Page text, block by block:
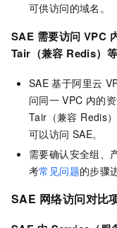
可供访问的域名。
SAE 需要访问 VPC
Tair（兼容 Redis）等
SAE 基于阿里云
问同一 VPC 内的
Tair（兼容 Redis
可以访问 SAE。
需要确认安全组、
考常见问题的步骤
SAE 网络访问对比